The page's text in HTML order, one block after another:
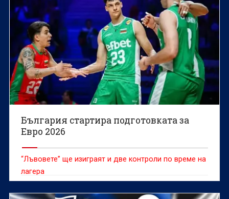
България стартира подготовката за
Евро 2026
“Лъвовете” ще изиграят и две контроли по време на
лагера